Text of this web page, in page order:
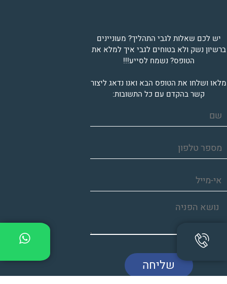
יש לכם שאלות לגבי התהליך? מעוניינים
ברשיון נשק ולא בטוחים לגבי איך למלא את
הטופס? נשמח לסייע!!!
מלאו ושלחו את הטופס הבא ואנו נדאג ליצור
קשר בהקדם עם כל התשובות: